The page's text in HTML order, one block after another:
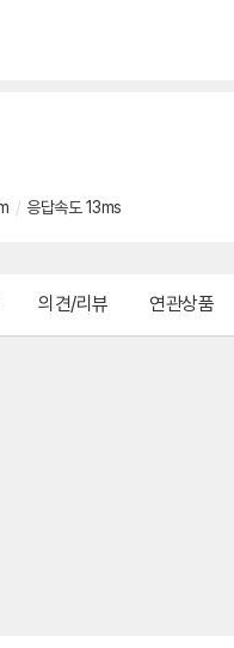
/ 응답속도 13ms
의견/리뷰 연관상품